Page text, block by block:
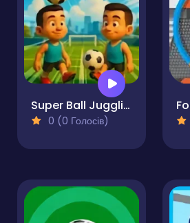
Super Ball Juggling Remix
0 (0 Голосів)